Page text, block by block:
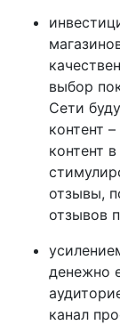
выбор
Сети
контент
контент
отзывы,
отзывов
денежно
канал